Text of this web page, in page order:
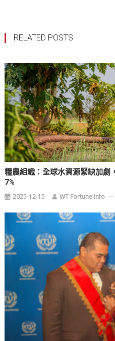
RELATED POSTS
糧農組織：全球水資源緊缺加劇
7%
2025-12-15 WT Fortune Info